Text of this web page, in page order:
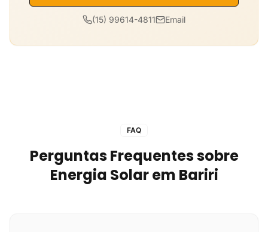
(15) 99614-4811 Email
FAQ
Perguntas Frequentes sobre
Energia Solar em Bariri